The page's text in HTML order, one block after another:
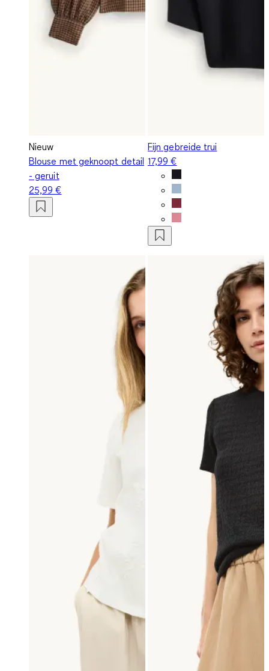
Nieuw
Blouse met geknoopt detail
- geruit
25,99 €
Fijn gebreide trui
17,99 €